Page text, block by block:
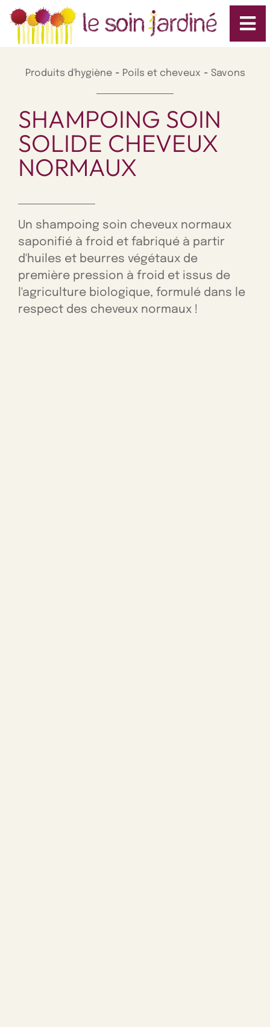
Produits d'hygiène- Poils et cheveux - Savons
SHAMPOING SOIN
SOLIDE CHEVEUX
NORMAUX
Un shampoing soin cheveux normaux
saponifié à froid et fabriqué à partir
d'huiles et beurres végétaux de
première pression à froid et issus de
l'agriculture biologique, formulé dans le
respect des cheveux normaux !